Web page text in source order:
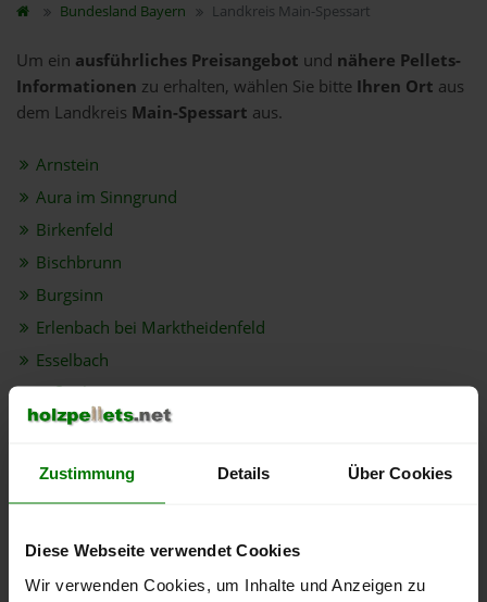
Zustimmung Details Über Cookies
Diese Webseite verwendet Cookies
Wir verwenden Cookies, um Inhalte und Anzeigen zu
Bundesland Bayern Landkreis Main-Spessart
Um ein ausführliches Preisangebot und nähere Pellets-
Informationen zu erhalten, wählen Sie bitte Ihren Ort aus
dem Landkreis Main-Spessart aus.
Arnstein
Aura im Sinngrund
Birkenfeld
Bischbrunn
Burgsinn
Erlenbach bei Marktheidenfeld
Esselbach
Eußenheim
Fellen
Gräfendorf
Hafenlohr